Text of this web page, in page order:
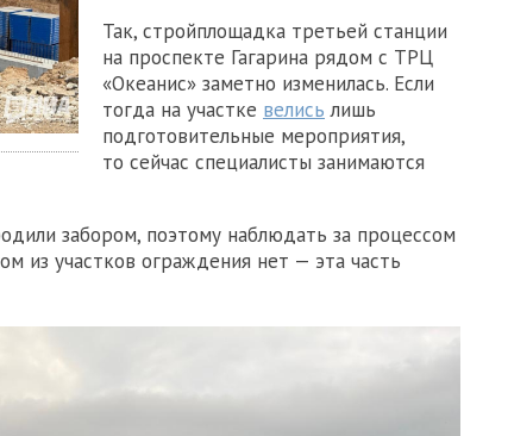
Так, стройплощадка третьей станции
на проспекте Гагарина рядом с ТРЦ
«Океанис» заметно изменилась. Если
тогда на участке велись лишь
подготовительные мероприятия,
то сейчас специалисты занимаются
забором, поэтому наблюдать за процессом
из участков ограждения нет — эта часть